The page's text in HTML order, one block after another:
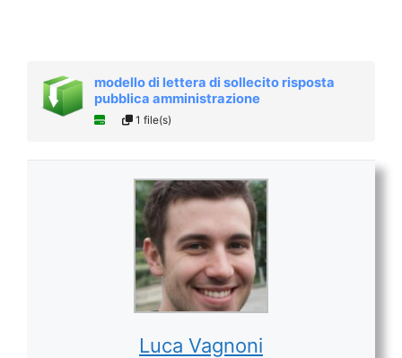
modello di lettera di sollecito risposta
pubblica amministrazione
1 file(s)
Luca Vagnoni